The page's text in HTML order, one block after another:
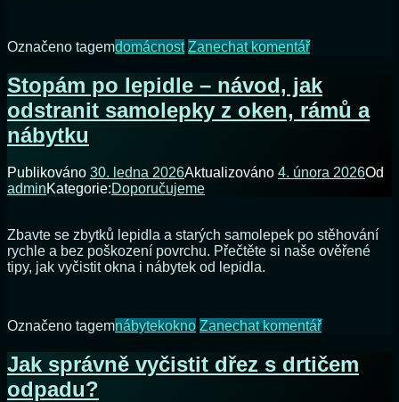
tepovače
Označeno tagemdomácnost Zanechat komentářna
vás
plíseň
na
stěnách
Odstraňte
poškození
barvy
návod
Stopám po lepidle – návod, jak
odstranit samolepky z oken, rámů a
nábytku
Publikováno 30. ledna 2026Aktualizováno 4. února 2026Od
adminKategorie:Doporučujeme
Zbavte se zbytků lepidla a starých samolepek po stěhování
rychle a bez poškození povrchu. Přečtěte si naše ověřené
tipy, jak vyčistit okna i nábytek od lepidla.
Označeno tagemnábytekokno Zanechat komentářna
po
lepidle
Jak správně vyčistit dřez s drtičem
odpadu?